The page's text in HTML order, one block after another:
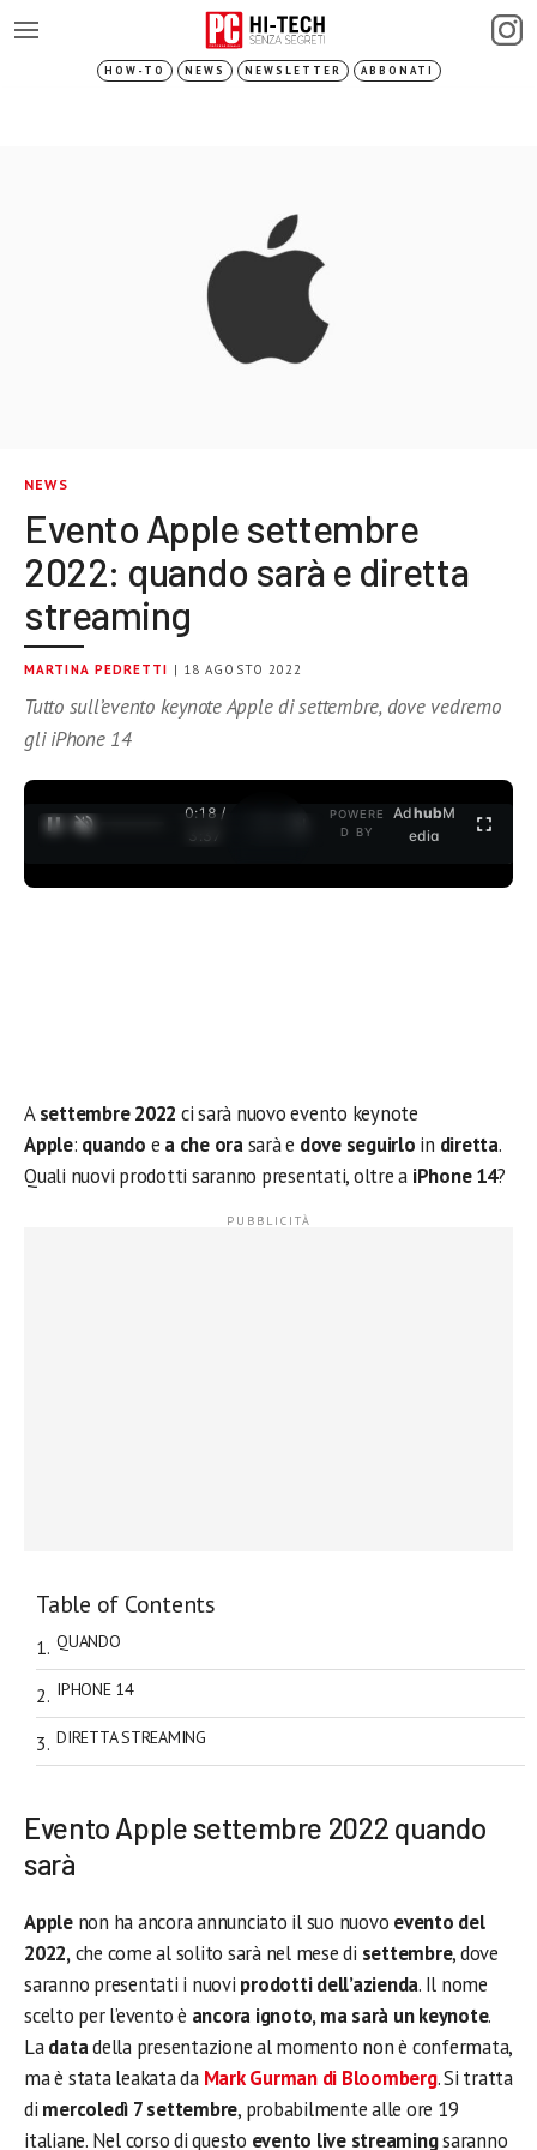
HOW-TO NEWS NEWSLETTER ABBONATI
NEWS
Evento Apple settembre
2022: quando sarà e diretta
streaming
MARTINA PEDRETTI | 18 AGOSTO 2022
Tutto sull’evento keynote Apple di settembre, dove vedremo
gli iPhone 14
0:19 /
3:37
POWERE
D BY
AdhubM
edia
Asettembre 2022 ci sarà nuovo evento keynote
Apple: quando e a che orasarà e dove seguirlo in diretta.
Quali nuovi prodotti saranno presentati, oltre a iPhone 14?
Table of Contents
QUANDO
IPHONE 14
DIRETTA STREAMING
Evento Apple settembre 2022 quando
sarà
Apple non ha ancora annunciato il suo nuovo evento del
2022,che come al solito sarà nel mese di settembre, dove
saranno presentati i nuovi prodotti dell’azienda. Il nome
scelto per l’evento è ancora ignoto, ma sarà un keynote.
Ladatadella presentazione al momento non è confermata,
ma è stata leakata da Mark Gurman di Bloomberg. Si tratta
di mercoledì 7 settembre, probabilmente alle ore 19
italiane. Nel corso di questo evento live streamingsaranno